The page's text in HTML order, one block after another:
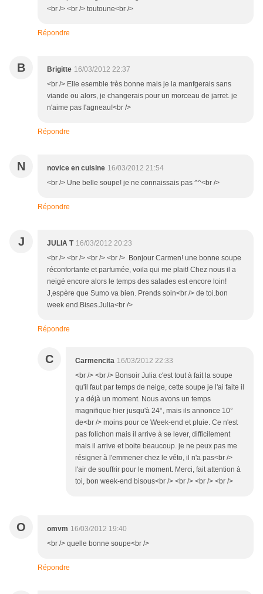
<br /> <br /> toutoune<br />
Répondre
B Brigitte 16/03/2012 22:37
<br /> Elle esemble très bonne mais je la manfgerais sans
viande ou alors, je changerais pour un morceau de jarret. je
n'aime pas l'agneau!<br />
Répondre
N novice en cuisine 16/03/2012 21:54
<br /> Une belle soupe! je ne connaissais pas ^^<br />
Répondre
J JULIA T 16/03/2012 20:23
<br /> <br /> <br /> <br /> Bonjour Carmen! une bonne soupe
réconfortante et parfumée, voila qui me plait! Chez nous il a
neigé encore alors le temps des salades est encore loin!
J,espère que Sumo va bien. Prends soin<br /> de toi.bon
week end.Bises.Julia<br />
Répondre
C Carmencita 16/03/2012 22:33
<br /> <br /> Bonsoir Julia c'est tout à fait la soupe
qu'il faut par temps de neige, cette soupe je l'ai faite il
y a déjà un moment. Nous avons un temps
magnifique hier jusqu'à 24°, mais ils annonce 10°
de<br /> moins pour ce Week-end et pluie. Ce n'est
pas folichon mais il arrive à se lever, difficilement
mais il arrive et boite beaucoup. je ne peux pas me
résigner à l'emmener chez le véto, il n'a pas<br />
l'air de souffrir pour le moment. Merci, fait attention à
toi, bon week-end bisous<br /> <br /> <br /> <br />
O omvm 16/03/2012 19:40
<br /> quelle bonne soupe<br />
Répondre